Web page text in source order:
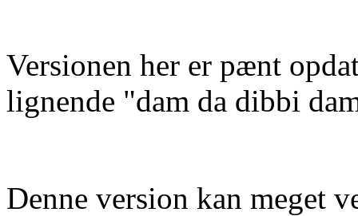
Versionen her er pænt
lignende "dam da dibbi
Denne version kan meget